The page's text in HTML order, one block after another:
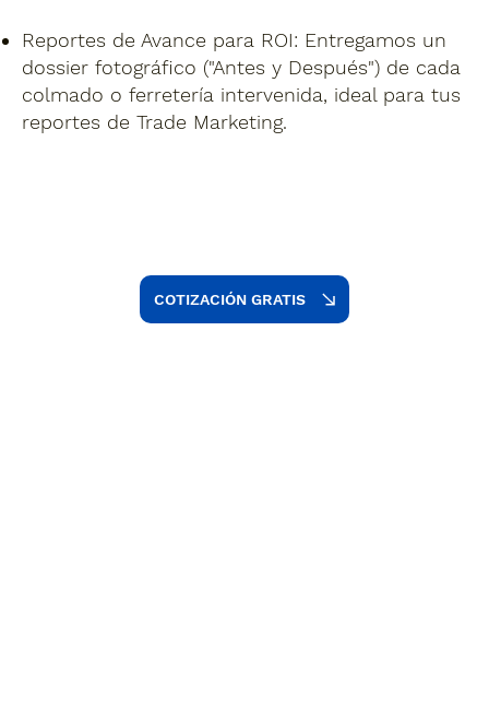
Reportes de Avance para ROI: Entregamos un
dossier fotográfico ("Antes y Después") de cada
colmado o ferretería intervenida, ideal para tus
reportes de Trade Marketing.
COTIZACIÓN GRATIS